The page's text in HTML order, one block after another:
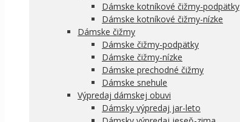
Dámske kotníkové čižmy-podpätky
Dámske kotníkové čižmy-nízke
Dámske čižmy
Dámske čižmy-podpätky
Dámske čižmy-nízke
Dámske prechodné čižmy
Dámske snehule
Výpredaj dámskej obuvi
Dámsky výpredaj jar-leto